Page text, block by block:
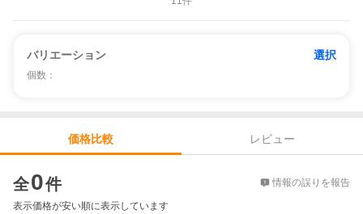
バリエーション 選択
個数 ：
価格比較
レビュー
全0件 情報の誤りを報告
表示価格が安い順に表示しています